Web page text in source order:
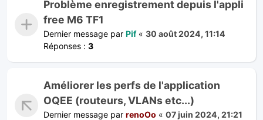
Problème enregistrement depuis l'appli
free M6 TF1
Dernier message par Pif« 30 août 2024, 11:14
Réponses : 3
Améliorer les perfs de l'application
OQEE (routeurs, VLANs etc...)
Dernier message par renoOo « 07 juin 2024, 21:21